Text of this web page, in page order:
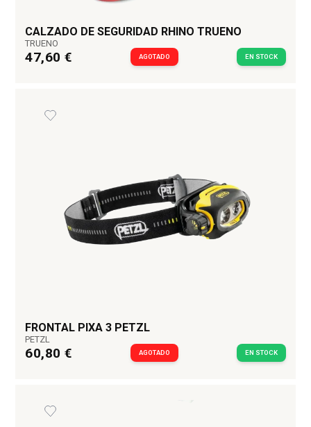
CALZADO DE SEGURIDAD RHINO TRUENO
TRUENO
47,60 € AGOTADO EN STOCK
FRONTAL PIXA 3 PETZL
PETZL
60,80 € AGOTADO EN STOCK